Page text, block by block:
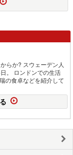
らか? スウェーデン人
。 ロンドンでの生活
の食卓などを紹介して